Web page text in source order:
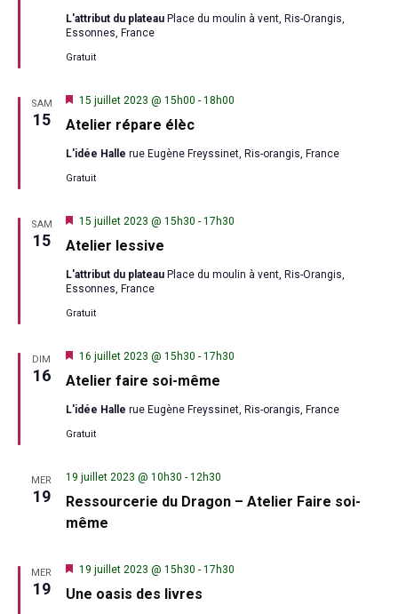
L'attribut du plateau Place du moulin à vent, Ris-Orangis,
Essonnes, France
Gratuit
SAM
15 Atelier répare élèc
Mis
avant
15 juillet 2023 @ 15h00 - 18h00
L'idée Halle rue Eugène Freyssinet, Ris-orangis, France
Gratuit
SAM
15 Atelier lessive
Mis
avant
15 juillet 2023 @ 15h30 - 17h30
L'attribut du plateau Place du moulin à vent, Ris-Orangis,
Essonnes, France
Gratuit
DIM
16 Atelier faire soi-même
Mis
avant
16 juillet 2023 @ 15h30 - 17h30
L'idée Halle rue Eugène Freyssinet, Ris-orangis, France
Gratuit
MER
19
Ressourcerie du Dragon – Atelier Faire soi-
même
19 juillet 2023 @ 10h30 - 12h30
MER
19 Une oasis des livres
Mis
avant
19 juillet 2023 @ 15h30 - 17h30